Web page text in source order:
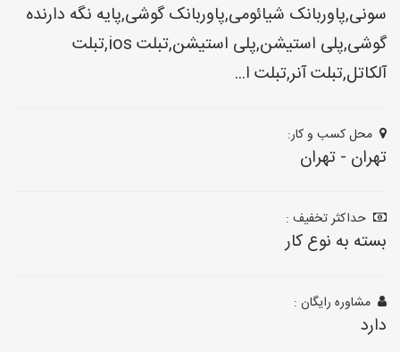
سونی,پاوربانک شیائومی,پاوربانک گوشی,پایه نگه دارنده
گوشی,پلی استیشن,پلی استیشن,تبلت ios,تبلت
آلکاتل,تبلت آنر,تبلت ا...
محل کسب و کار:
تهران - تهران
حداکثر تخفیف :
بسته به نوع کار
مشاوره رایگان :
دارد